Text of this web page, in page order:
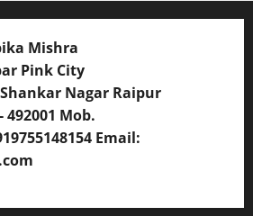
Mishra
Pink City
Nagar Raipur
Mob.
Email: